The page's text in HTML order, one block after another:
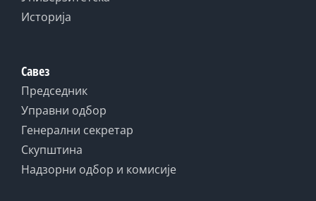
Историја
Савез
Председник
Управни одбор
Генерални секретар
Скупштина
Надзорни одбор и комисије